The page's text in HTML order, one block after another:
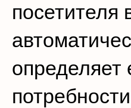
посетителя
определяет